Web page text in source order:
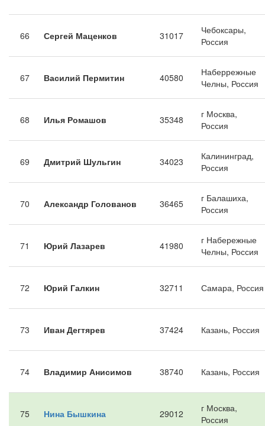
66 Сергей Маценков 31017
Чебоксары,
Россия
67 Василий Пермитин 40580
Наберрежные
Челны, Россия
68 Илья Ромашов 35348
г Москва,
Россия
69 Дмитрий Шульгин 34023
Калининград,
Россия
70 Александр Голованов 36465
г Балашиха,
Россия
71 Юрий Лазарев 41980
г Набережные
Челны, Россия
72 Юрий Галкин 32711 Самара, Россия
73 Иван Дегтярев 37424 Казань, Россия
74 Владимир Анисимов 38740 Казань, Россия
75 Нина Бышкина 29012
г Москва,
Россия